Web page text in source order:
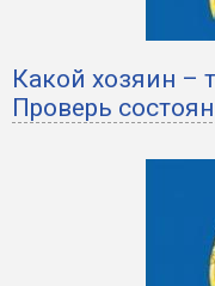
Какой хозяин –
Проверь